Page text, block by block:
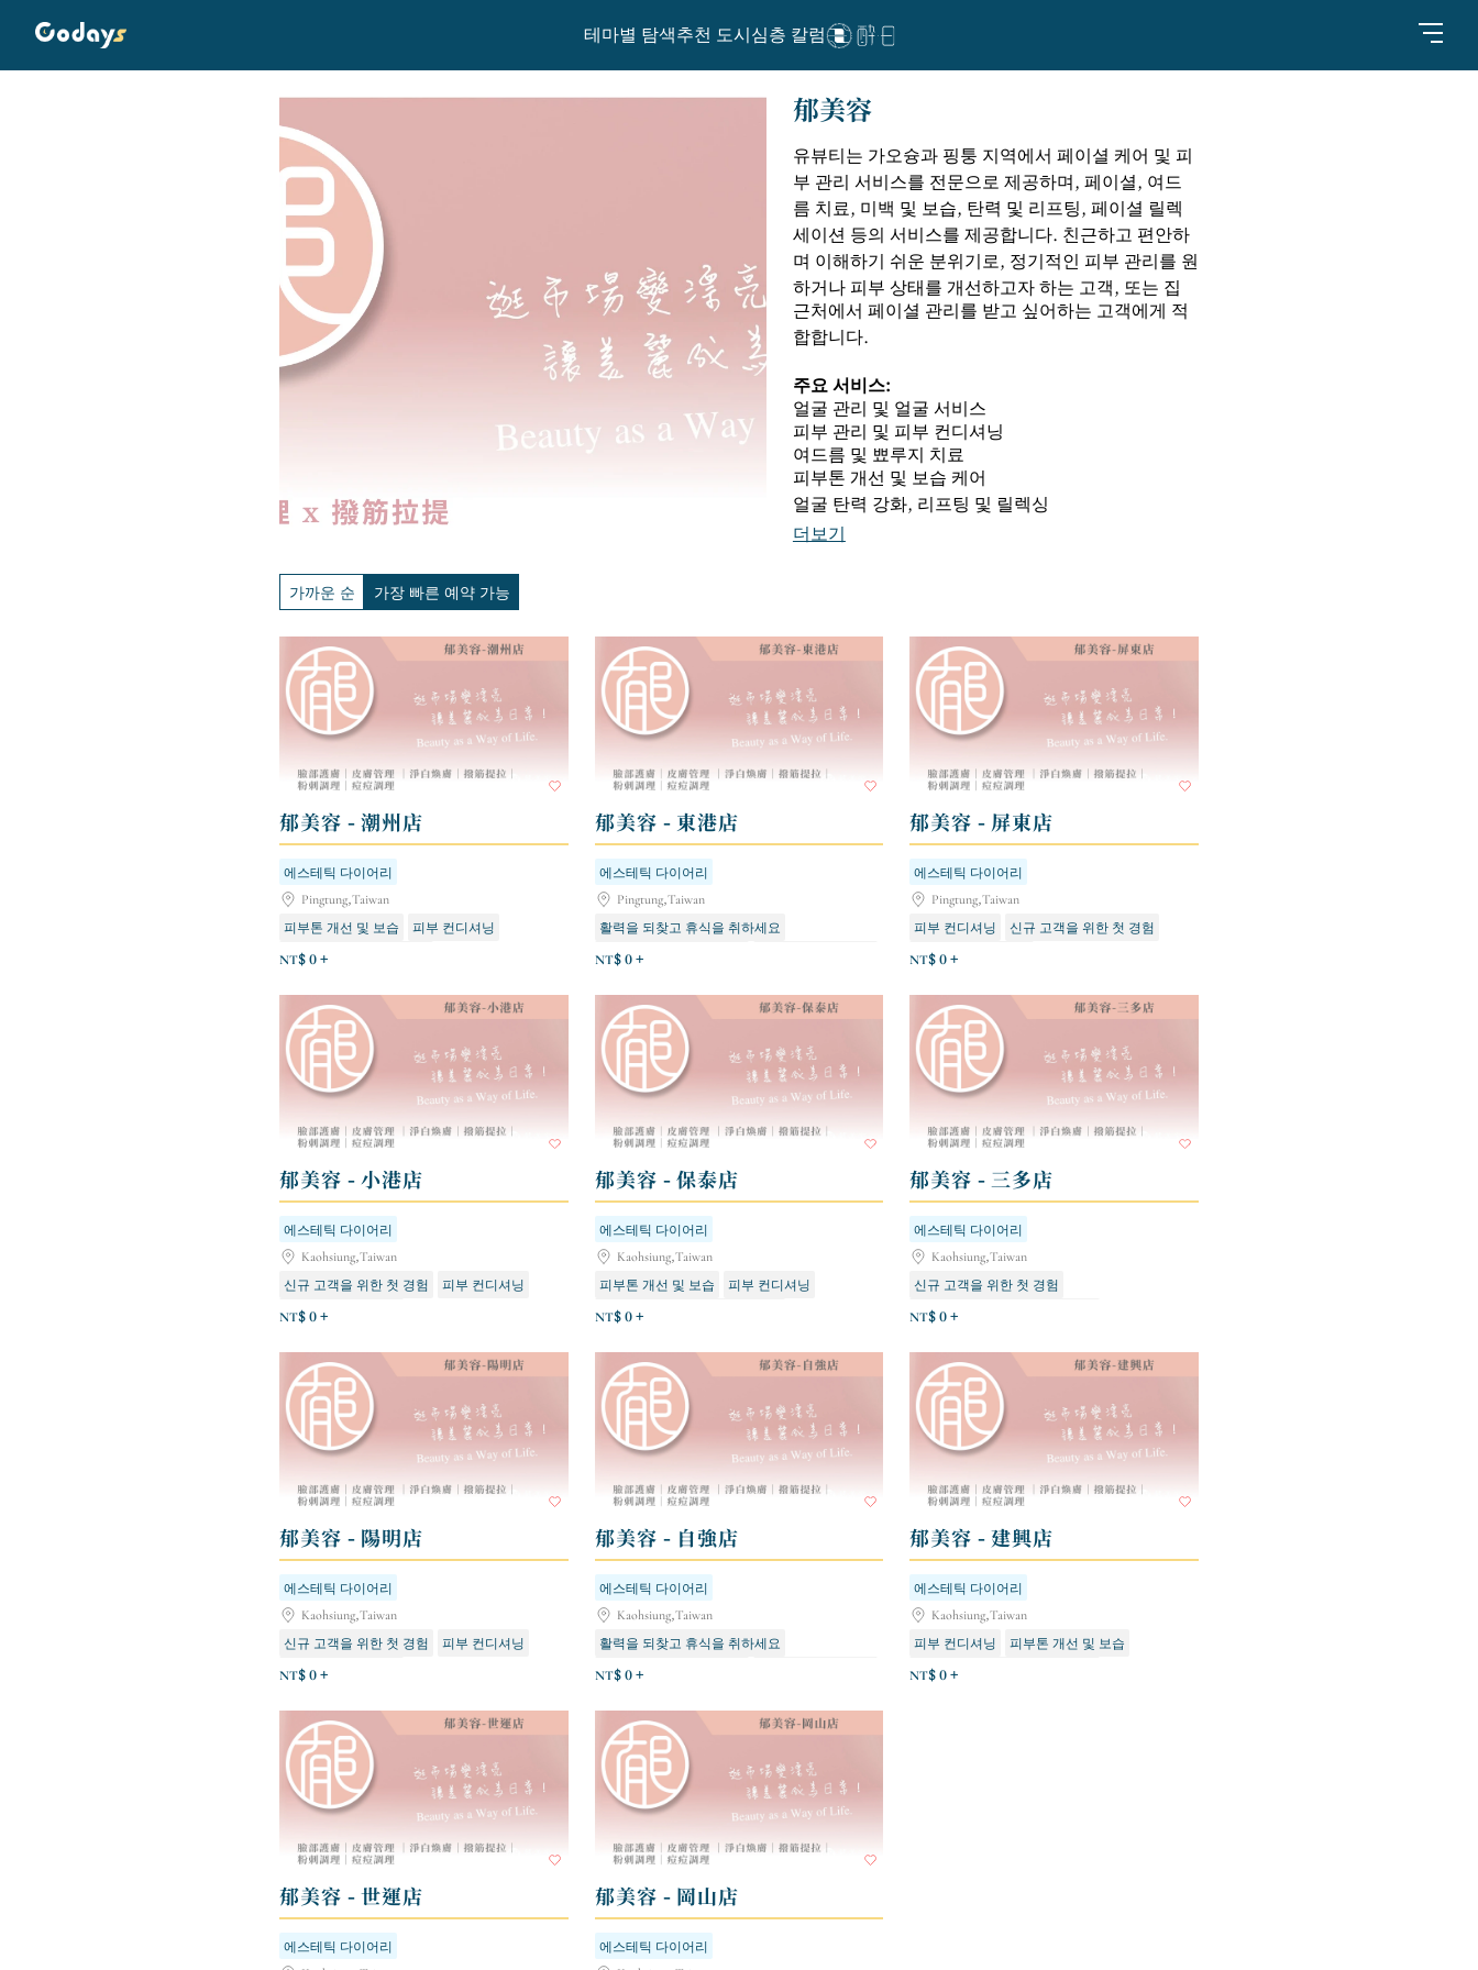
테마별 탐색추천 도시심층 칼럼
郁美容
유뷰티는 가오슝과 핑퉁 지역에서 페이셜 케어 및 피
부 관리 서비스를 전문으로 제공하며, 페이셜, 여드
름 치료, 미백 및 보습, 탄력 및 리프팅, 페이셜 릴렉
세이션 등의 서비스를 제공합니다. 친근하고 편안하
며 이해하기 쉬운 분위기로, 정기적인 피부 관리를 원
하거나 피부 상태를 개선하고자 하는 고객, 또는 집
근처에서 페이셜 관리를 받고 싶어하는 고객에게 적
합합니다.
주요 서비스:
얼굴 관리 및 얼굴 서비스
피부 관리 및 피부 컨디셔닝
여드름 및 뾰루지 치료
피부톤 개선 및 보습 케어
얼굴 탄력 강화, 리프팅 및 릴렉싱
더보기
가까운 순 가장 빠른 예약 가능
郁美容 - 潮州店
에스테틱 다이어리
Pingtung,Taiwan
피부톤 개선 및 보습
피부 컨디셔닝
신규 고객을 위한 첫 경험
NT$ 0 +
郁美容 - 東港店
에스테틱 다이어리
Pingtung,Taiwan
활력을 되찾고 휴식을 취하세요
신규 고객을 위한 첫 경험
NT$ 0 +
郁美容 - 屏東店
에스테틱 다이어리
Pingtung,Taiwan
피부 컨디셔닝
신규 고객을 위한 첫 경험
탄력 강화 및 리프팅
NT$ 0 +
郁美容 - 小港店
에스테틱 다이어리
Kaohsiung,Taiwan
신규 고객을 위한 첫 경험
피부 컨디셔닝
피부톤 개선 및 보습
NT$ 0 +
郁美容 - 保泰店
에스테틱 다이어리
Kaohsiung,Taiwan
피부톤 개선 및 보습
피부 컨디셔닝
활력을 되찾고 휴식을 취하세요
NT$ 0 +
郁美容 - 三多店
에스테틱 다이어리
Kaohsiung,Taiwan
신규 고객을 위한 첫 경험
활력을 되찾고 휴식을 취하세요
NT$ 0 +
郁美容 - 陽明店
에스테틱 다이어리
Kaohsiung,Taiwan
신규 고객을 위한 첫 경험
피부 컨디셔닝
피부톤 개선 및 보습
NT$ 0 +
郁美容 - 自強店
에스테틱 다이어리
Kaohsiung,Taiwan
활력을 되찾고 휴식을 취하세요
신규 고객을 위한 첫 경험
NT$ 0 +
郁美容 - 建興店
에스테틱 다이어리
Kaohsiung,Taiwan
피부 컨디셔닝
피부톤 개선 및 보습
활력을 되찾고 휴식을 취하세요
NT$ 0 +
郁美容 - 世運店
에스테틱 다이어리
郁美容 - 岡山店
에스테틱 다이어리